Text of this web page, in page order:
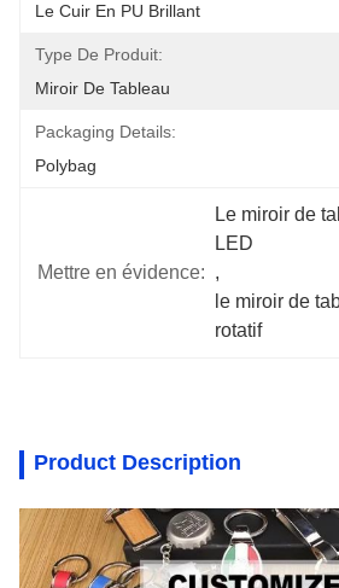
Le Cuir En PU Brillant
Type De Produit:
Miroir De Tableau
Packaging Details:
Polybag
Mettre en évidence:
Le miroir de
LED
,
le miroir de
rotatif
Product Description